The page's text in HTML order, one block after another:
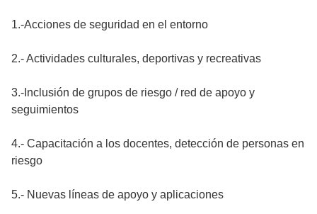
1.-Acciones de seguridad en el entorno
2.- Actividades culturales, deportivas y recreativas
3.-Inclusión de grupos de riesgo / red de apoyo y
seguimientos
4.- Capacitación a los docentes, detección de personas en
riesgo
5.- Nuevas líneas de apoyo y aplicaciones